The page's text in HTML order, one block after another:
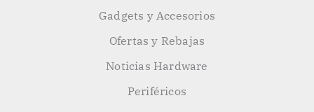
Gadgets y Accesorios
Ofertas y Rebajas
Noticias Hardware
Periféricos